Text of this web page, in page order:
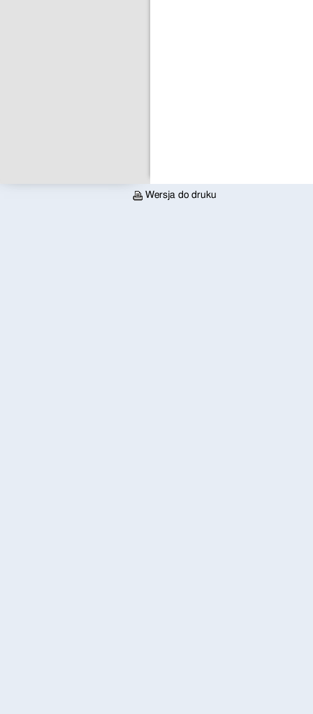
Wersja do druku